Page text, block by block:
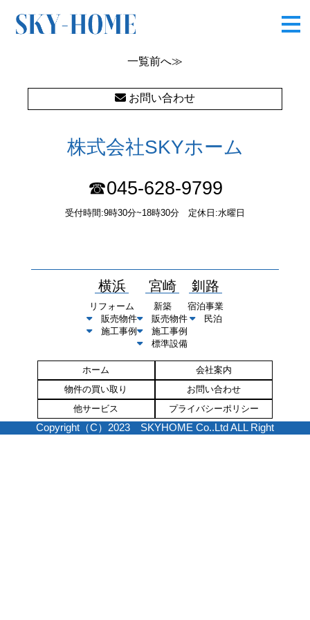
CIMG7870
一覧前へ≫
お問い合わせ
株式会社SKYホーム
☎045-628-9799
受付時間:9時30分~18時30分 定休日:水曜日
横浜
リフォーム
販売物件
施工事例
宮崎
新築
販売物件
施工事例
標準設備
釧路
宿泊事業
民泊
ホーム
会社案内
物件の買い取り
お問い合わせ
他サービス
プライバシーポリシー
Copyright（C）2023 SKYHOME Co..Ltd ALL Right